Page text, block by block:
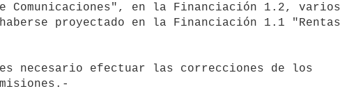
Comunicaciones", en la Financiación 1.2, varios
proyectado en la Financiación 1.1 "Rentas
es necesario efectuar las correcciones de los